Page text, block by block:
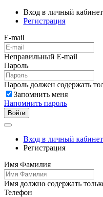
Вход в личный кабинет
Регистрация
E-mail
Неправильный E-mail
Пароль
Пароль должен содержать
Запомнить меня
Напомнить пароль
Войти
Вход в личный кабинет
Регистрация
Имя Фамилия
Имя должно содержать
Телефон